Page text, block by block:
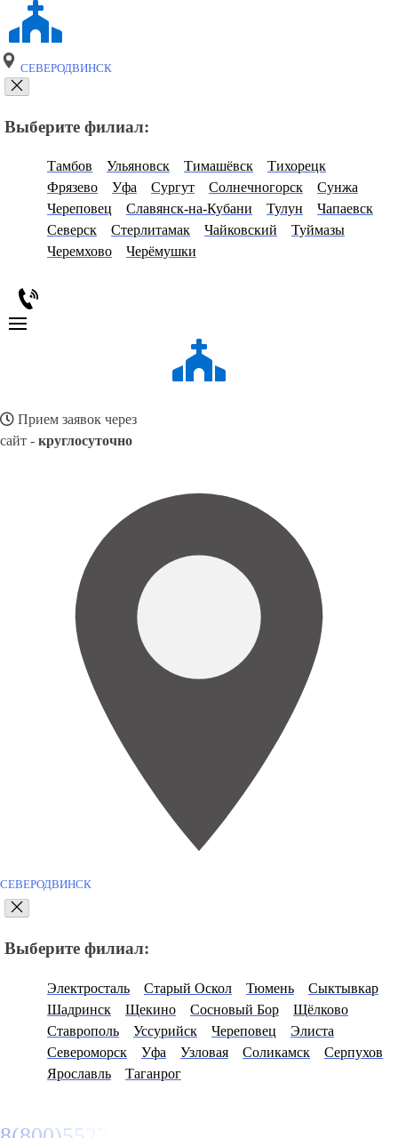
СЕВЕРОДВИНСК
Выберите филиал:
Тамбов Ульяновск Тимашёвск
Тихорецк
Фрязево
Уфа Сургут Солнечногорск
Сунжа
Череповец
Славянск-на-Кубани Тулун
Чапаевск
Северск
Стерлитамак Чайковский
Туймазы
Черемхово
Черёмушки
Прием заявок через
сайт - круглосуточно
СЕВЕРОДВИНСК
Выберите филиал:
Электросталь Старый Оскол Тюмень
Сыктывкар
Шадринск
Щекино Сосновый Бор
Щёлково
Ставрополь
Уссурийск Череповец
Элиста
Североморск
Уфа Узловая Соликамск
Серпухов
Ярославль
Таганрог